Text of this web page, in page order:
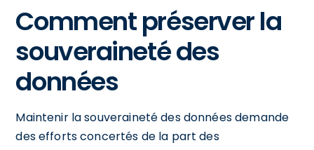
Comment préserver la
souveraineté des
données
Maintenir la souveraineté des données demande
des efforts concertés de la part des